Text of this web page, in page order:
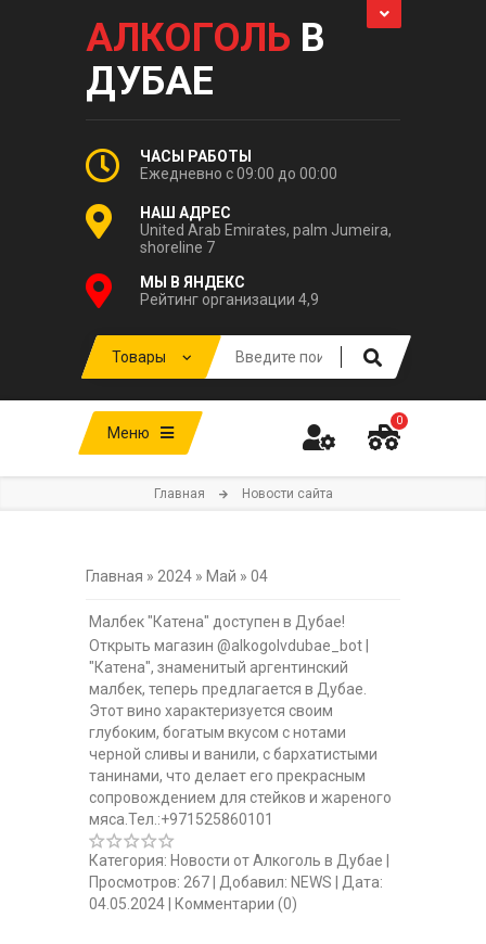
АЛКОГОЛЬ В
ДУБАЕ
ЧАСЫ РАБОТЫ
Ежедневно с 09:00 до 00:00
НАШ АДРЕС
United Arab Emirates, palm Jumeira,
shoreline 7
МЫ В ЯНДЕКС
Рейтинг организации 4,9
Меню
0
Главная Новости сайта
Главная » 2024 » Май » 04
Малбек "Катена" доступен в Дубае!
Открыть магазин @alkogolvdubae_bot |
"Катена", знаменитый аргентинский
малбек, теперь предлагается в Дубае.
Этот вино характеризуется своим
глубоким, богатым вкусом с нотами
черной сливы и ванили, с бархатистыми
танинами, что делает его прекрасным
сопровождением для стейков и жареного
мяса.Тел.:+971525860101
Категория: Новости от Алкоголь в Дубае
Просмотров: 267 Добавил: NEWS
Дата:
04.05.2024
Комментарии (0)